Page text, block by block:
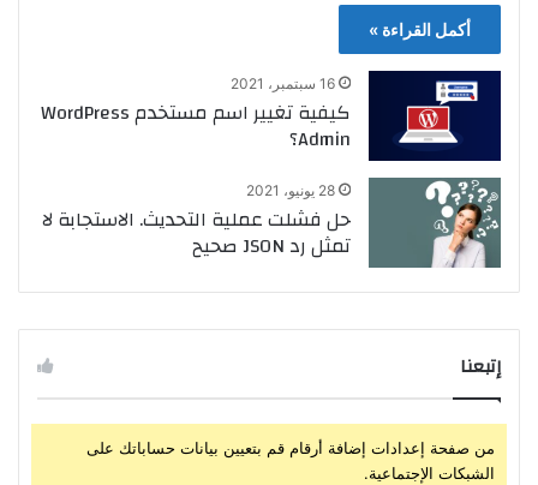
أكمل القراءة »
16 سبتمبر، 2021
كيفية تغيير اسم مستخدم WordPress
Admin؟
28 يونيو، 2021
حل فشلت عملية التحديث. الاستجابة لا
تمثل رد JSON صحيح
إتبعنا
من صفحة إعدادات إضافة أرقام قم بتعيين بيانات حساباتك على
الشبكات الإجتماعية.